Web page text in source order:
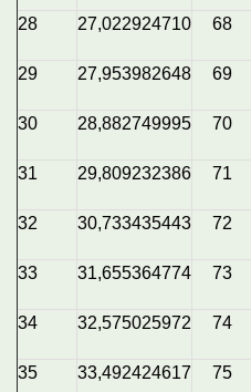
28 27,022924710 68
29 27,953982648 69
30 28,882749995 70
31 29,809232386 71
32 30,733435443 72
33 31,655364774 73
34 32,575025972 74
35 33,492424617 75